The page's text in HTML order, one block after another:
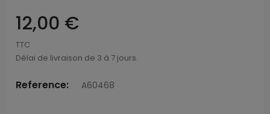
12,00 €
TTC
Délai de livraison de 3 à 7 jours.
Reference: A60468